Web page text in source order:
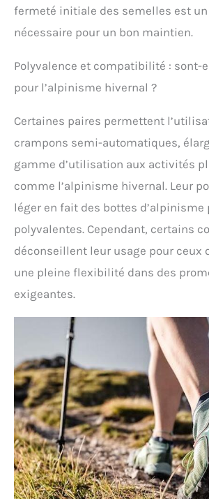
respirante.
fermeté initiale des semelles est
nécessaire pour un bon maintien.
Polyvalence et compatibilité : sont-
pour l’alpinisme hivernal ?
Certaines paires permettent
crampons semi-automatiques,
gamme d’utilisation aux activités
comme l’alpinisme hivernal. Leur
léger en fait des bottes d’alpinisme
polyvalentes. Cependant, certains
déconseillent leur usage pour ceux
une pleine flexibilité dans des
exigeantes.